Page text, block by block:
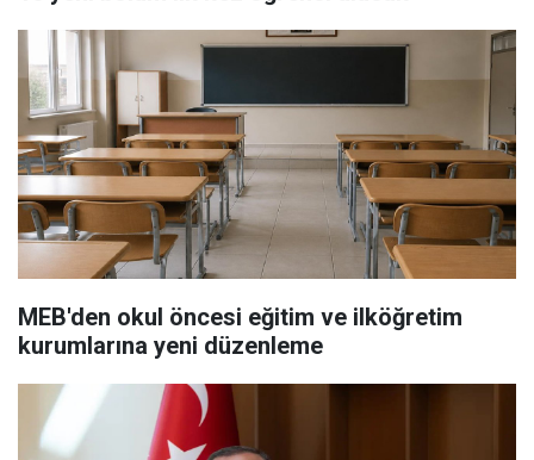
MEB'den okul öncesi eğitim ve ilköğretim
kurumlarına yeni düzenleme